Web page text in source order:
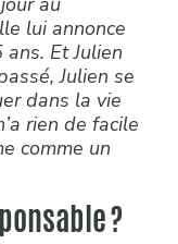
lui annonce
Et Julien
Julien se
dans la vie
rien de facile
comme un
?